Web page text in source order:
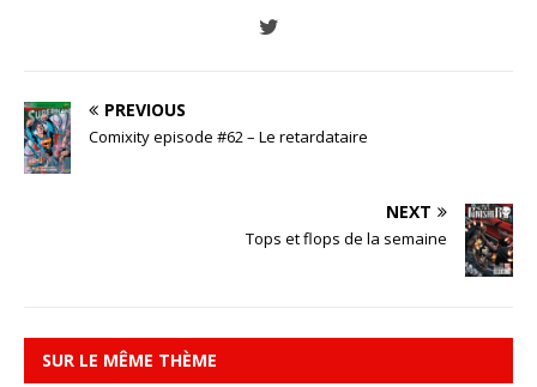
PREVIOUS
Comixity episode #62 – Le retardataire
NEXT
Tops et flops de la semaine
SUR LE MÊME THÈME